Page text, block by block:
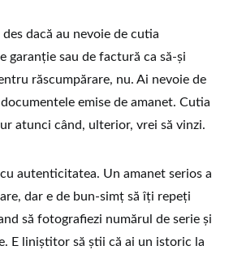
dacă au nevoie de cutia
garanție sau de factură ca să-și
răscumpărare, nu. Ai nevoie de
emise de amanet. Cutia
atunci când, ulterior, vrei să vinzi.
autenticitatea. Un amanet serios a
dar e de bun-simț să îți repeți
să fotografiezi numărul de serie și
E liniștitor să știi că ai un istoric la